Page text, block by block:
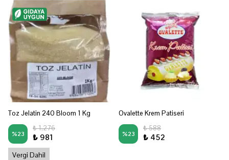
Toz Jelatin 240 Bloom 1 Kg
%23
₺ 1,276
₺ 981
Vergi Dahil
Ovalette Krem Patiseri
%23
₺ 588
₺ 452